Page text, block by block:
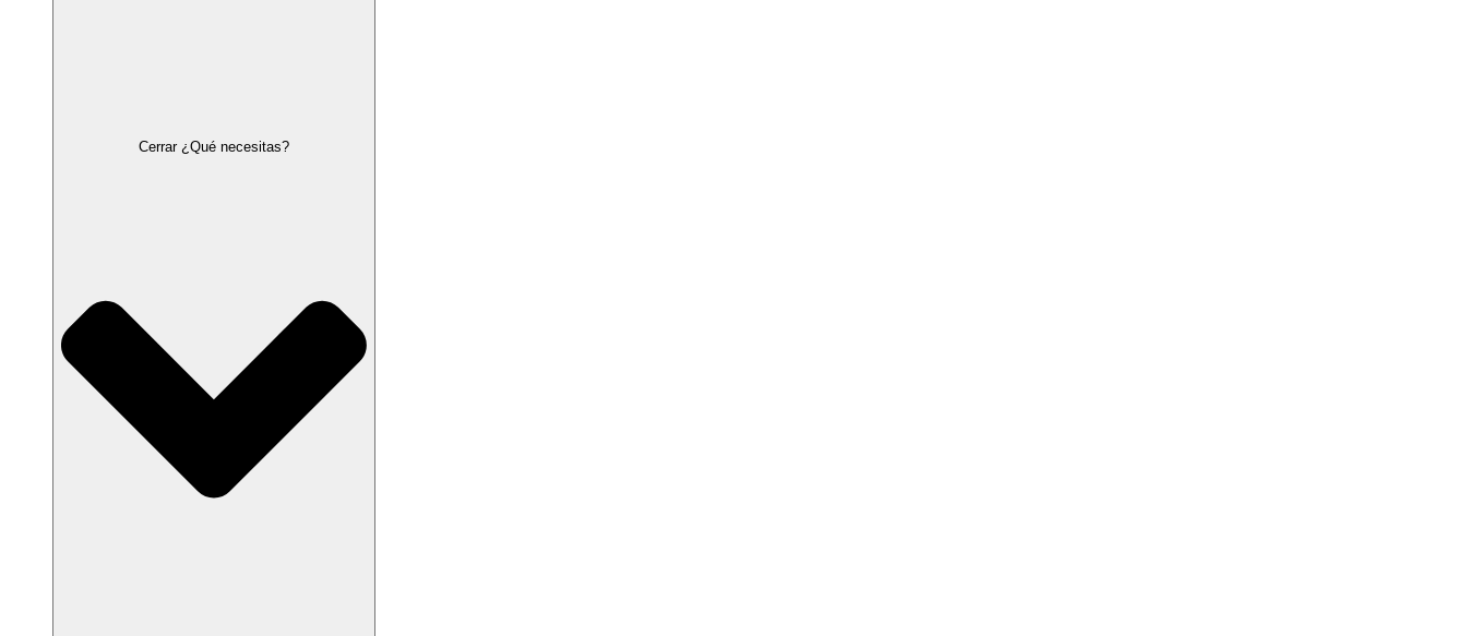
Cerrar ¿Qué necesitas?